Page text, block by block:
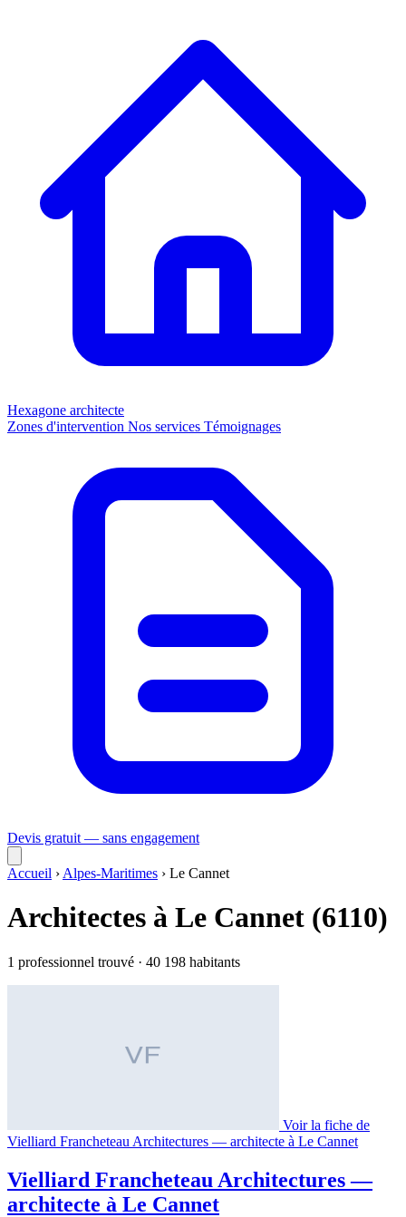
Hexagone architecte
Zones d'intervention Nos services Témoignages
Devis gratuit — sans engagement
Accueil › Alpes-Maritimes › Le Cannet
Architectes à Le Cannet (6110)
1 professionnel trouvé · 40 198 habitants
Voir la fiche de
Vielliard Francheteau Architectures — architecte à Le Cannet
Vielliard Francheteau Architectures —
architecte à Le Cannet